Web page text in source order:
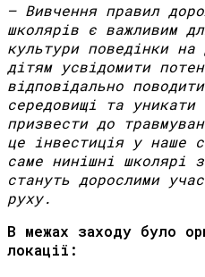
– Вивчення правил
школярів є важливим
культури поведінки
дітям усвідомити
відповідально
середовищі та
призвести до
це інвестиція у наше
саме нинішні школярі
стануть дорослими
руху.
В межах заходу було
локації: